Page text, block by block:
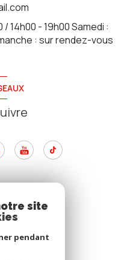
14h00 - 19h00 Samedi :
: sur rendez-vous
site
pendant